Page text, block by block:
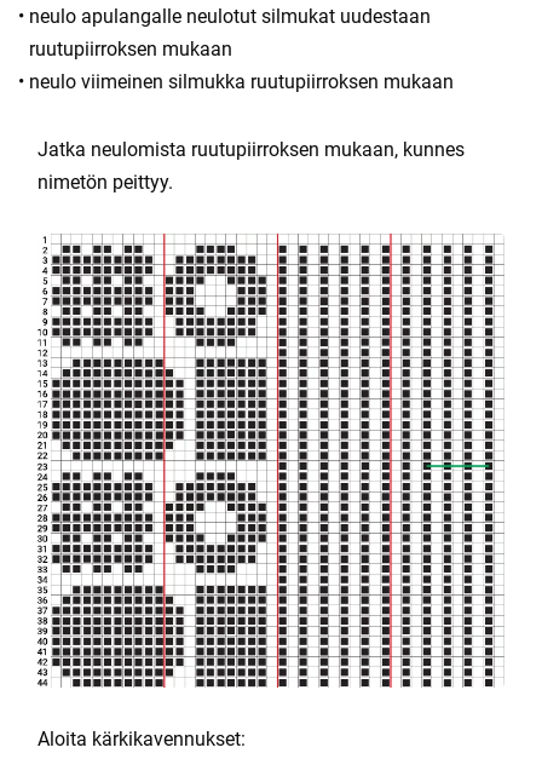
neulo apulangalle neulotut silmukat uudestaan
ruutupiirroksen mukaan
neulo viimeinen silmukka ruutupiirroksen mukaan
Jatka neulomista ruutupiirroksen mukaan, kunnes
nimetön peittyy.
Aloita kärkikavennukset: